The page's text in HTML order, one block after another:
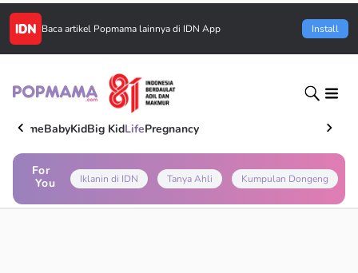
Baca artikel Popmama lainnya di IDN App Install
HomeBabyKidBig KidLifePregnancy
For
You
Iklanin di IDN Tanya Ahli Kumpulan Dongeng